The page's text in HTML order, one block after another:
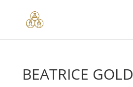
BEATRICE GOLD